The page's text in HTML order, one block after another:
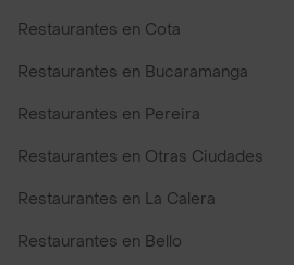
Restaurantes en Cota
Restaurantes en Bucaramanga
Restaurantes en Pereira
Restaurantes en Otras Ciudades
Restaurantes en La Calera
Restaurantes en Bello